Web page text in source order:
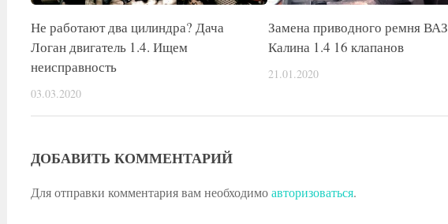
Не работают два цилиндра? Дача
Логан двигатель 1.4. Ищем
неисправность
03.03.2020
Замена приводного ремня ВАЗ
Калина 1.4 16 клапанов
21.01.2020
ДОБАВИТЬ КОММЕНТАРИЙ
Для отправки комментария вам необходимоавторизоваться.